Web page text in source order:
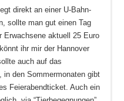
direkt an einer U-Bahn-
sollte man gut einen Tag
aktuell 25 Euro
ihr mir der Hannover
auch auf das
in den Sommermonaten gibt
Feierabendticket. Auch ein